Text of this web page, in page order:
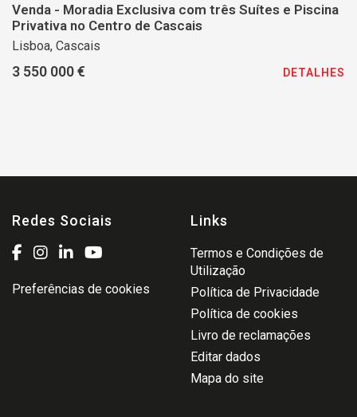
Venda - Moradia Exclusiva com três Suítes e Piscina
Privativa no Centro de Cascais
Lisboa, Cascais
3 550 000 € DETALHES
Redes Sociais
Preferências de cookies
Links
Termos e Condições de
Utilização
Política de Privacidade
Política de cookies
Livro de reclamações
Editar dados
Mapa do site